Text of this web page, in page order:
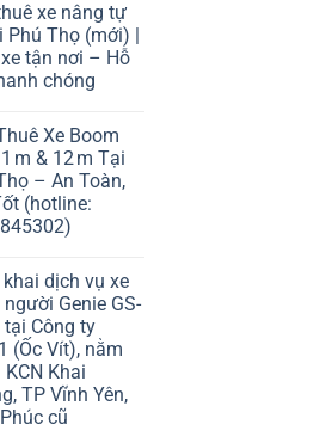
xe nâng tự
Phú Thọ (mới) |
tận nơi – Hỗ
chóng
Xe Boom
m & 12 m Tại
– An Toàn,
(hotline:
khai dịch vụ xe
Genie GS-
Công ty
(Ốc Vít), nằm
Khai
TP Vĩnh Yên,
cũ